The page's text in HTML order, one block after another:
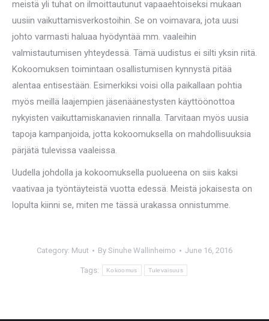
meistä yli tuhat on ilmoittautunut vapaaehtoiseksi mukaan
uusiin vaikuttamisverkostoihin. Se on voimavara, jota uusi
johto varmasti haluaa hyödyntää mm. vaaleihin
valmistautumisen yhteydessä. Tämä uudistus ei silti yksin riitä.
Kokoomuksen toimintaan osallistumisen kynnystä pitää
alentaa entisestään. Esimerkiksi voisi olla paikallaan pohtia
myös meillä laajempien jäsenäänestysten käyttöönottoa
nykyisten vaikuttamiskanavien rinnalla. Tarvitaan myös uusia
tapoja kampanjoida, jotta kokoomuksella on mahdollisuuksia
pärjätä tulevissa vaaleissa.
Uudella johdolla ja kokoomuksella puolueena on siis kaksi
vaativaa ja työntäyteistä vuotta edessä. Meistä jokaisesta on
lopulta kiinni se, miten me tässä urakassa onnistumme.
Category: Muut By Sinuhe Wallinheimo June 16, 2016
Tags: Kokoomus Tulevaisuus